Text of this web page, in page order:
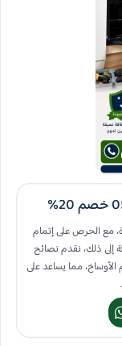
مع الحرص على إتمام
إلى ذلك، نقدم نصائح
الأوساخ، مما يساعد على